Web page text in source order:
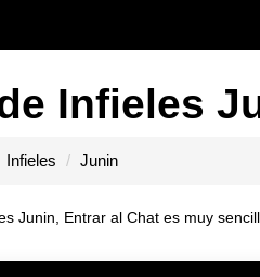
Infieles
Infieles Junin
Junin, Entrar al Chat es muy